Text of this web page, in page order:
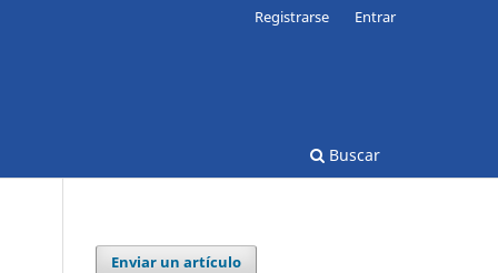
Buscar
Registrarse Entrar
Enviar un artículo